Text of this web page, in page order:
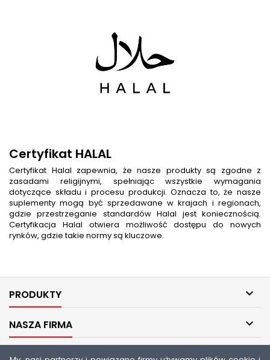
Certyfikat HALAL
Certyfikat Halal zapewnia, że nasze produkty są zgodne z
zasadami religijnymi, spełniając wszystkie wymagania
dotyczące składu i procesu produkcji. Oznacza to, że nasze
suplementy mogą być sprzedawane w krajach i regionach,
gdzie przestrzeganie standardów Halal jest koniecznością.
Certyfikacja Halal otwiera możliwość dostępu do nowych
rynków, gdzie takie normy są kluczowe.
PRODUKTY 
NASZA FIRMA 
TWOJE KONTO 